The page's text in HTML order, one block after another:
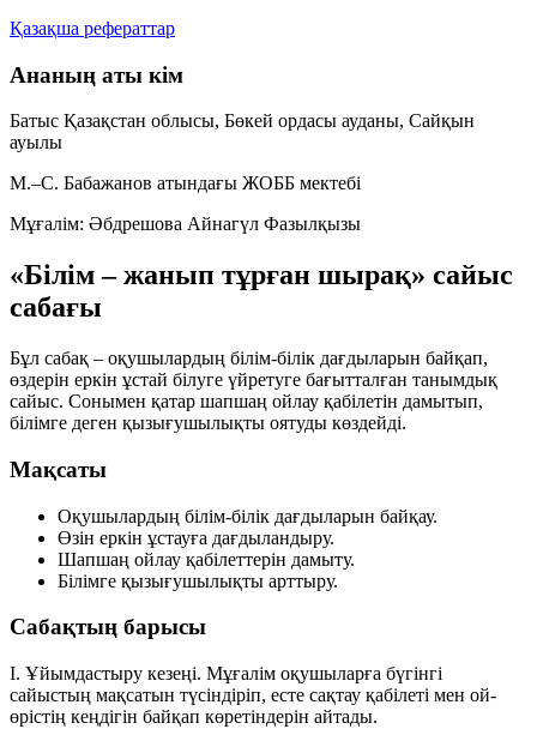
Қазақша рефераттар
Ананың аты кім
Батыс Қазақстан облысы, Бөкей ордасы ауданы, Сайқын
ауылы
М.–С. Бабажанов атындағы ЖОББ мектебі
Мұғалім: Әбдрешова Айнагүл Фазылқызы
«Білім – жанып тұрған шырақ» сайыс
сабағы
Бұл сабақ – оқушылардың білім-білік дағдыларын байқап,
өздерін еркін ұстай білуге үйретуге бағытталған танымдық
сайыс. Сонымен қатар шапшаң ойлау қабілетін дамытып,
білімге деген қызығушылықты оятуды көздейді.
Мақсаты
Оқушылардың білім-білік дағдыларын байқау.
Өзін еркін ұстауға дағдыландыру.
Шапшаң ойлау қабілеттерін дамыту.
Білімге қызығушылықты арттыру.
Сабақтың барысы
І. Ұйымдастыру кезеңі. Мұғалім оқушыларға бүгінгі
сайыстың мақсатын түсіндіріп, есте сақтау қабілеті мен ой-
өрістің кеңдігін байқап көретіндерін айтады.